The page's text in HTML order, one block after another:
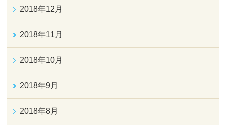
2018年12月
2018年11月
2018年10月
2018年9月
2018年8月